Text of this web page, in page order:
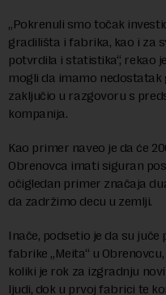
„Pokrenuli smo točak
gradilišta i fabrika, kao i za
potvrdila i statistika“, rekao
mogli da imamo
zaključio u razgovoru s
kompanija.
Kao primer naveo je da će
Obrenovca imati siguran
očigledan primer značaja
da zadržimo decu u zemlji.
Inače, podsetio je da su
fabrike „Meita“ u
koliki je rok za izgradnju
ljudi, dok u prvoj fabrici te